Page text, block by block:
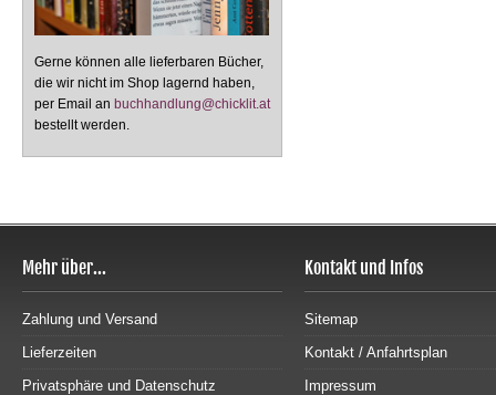
Gerne können alle lieferbaren Bücher,
die wir nicht im Shop lagernd haben,
per Email an buchhandlung@chicklit.at
bestellt werden.
Mehr über...
Zahlung und Versand
Lieferzeiten
Privatsphäre und Datenschutz
Kontakt und Infos
Sitemap
Kontakt / Anfahrtsplan
Impressum